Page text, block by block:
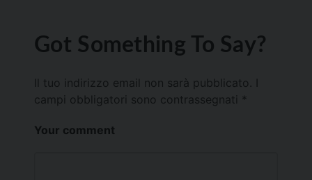
Got Something To Say?
Il tuo indirizzo email non sarà pubblicato.
campi obbligatori sono contrassegnati *
Your comment